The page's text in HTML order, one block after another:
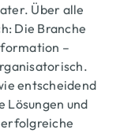
Über alle
Die Branche
–
entscheidend
und